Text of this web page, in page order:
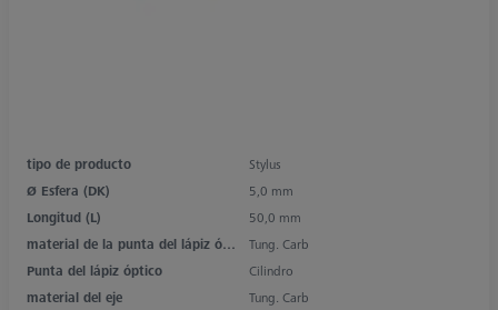
tipo de producto
Stylus
Ø Esfera (DK)
5,0 mm
Longitud (L)
50,0 mm
material de la punta del lápiz óptico
Tung. Carb
Punta del lápiz óptico
Cilindro
material del eje
Tung. Carb